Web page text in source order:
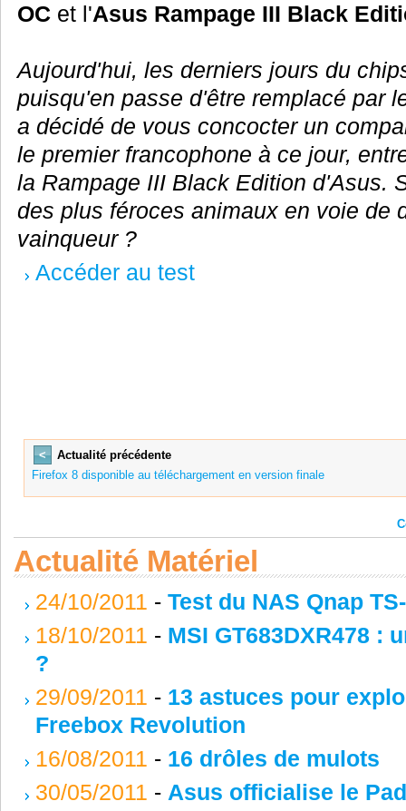
OCet l'Asus Rampage III Black
Aujourd'hui, les derniers jours du
puisqu'en passe d'être remplacé par
a décidé de vous concocter un
le premier francophone à ce jour,
la Rampage III Black Edition d'Asus.
des plus féroces animaux en voie de
vainqueur ?
Accéder au test
<
Actualité précédente
Firefox 8 disponible au téléchargement en version finale
Actualité Matériel
24/10/2011 - Test du NAS Qnap
18/10/2011 - MSI GT683DXR478 :
?
29/09/2011 - 13 astuces pour
Freebox Revolution
16/08/2011 - 16 drôles de mulots
30/05/2011 - Asus officialise le